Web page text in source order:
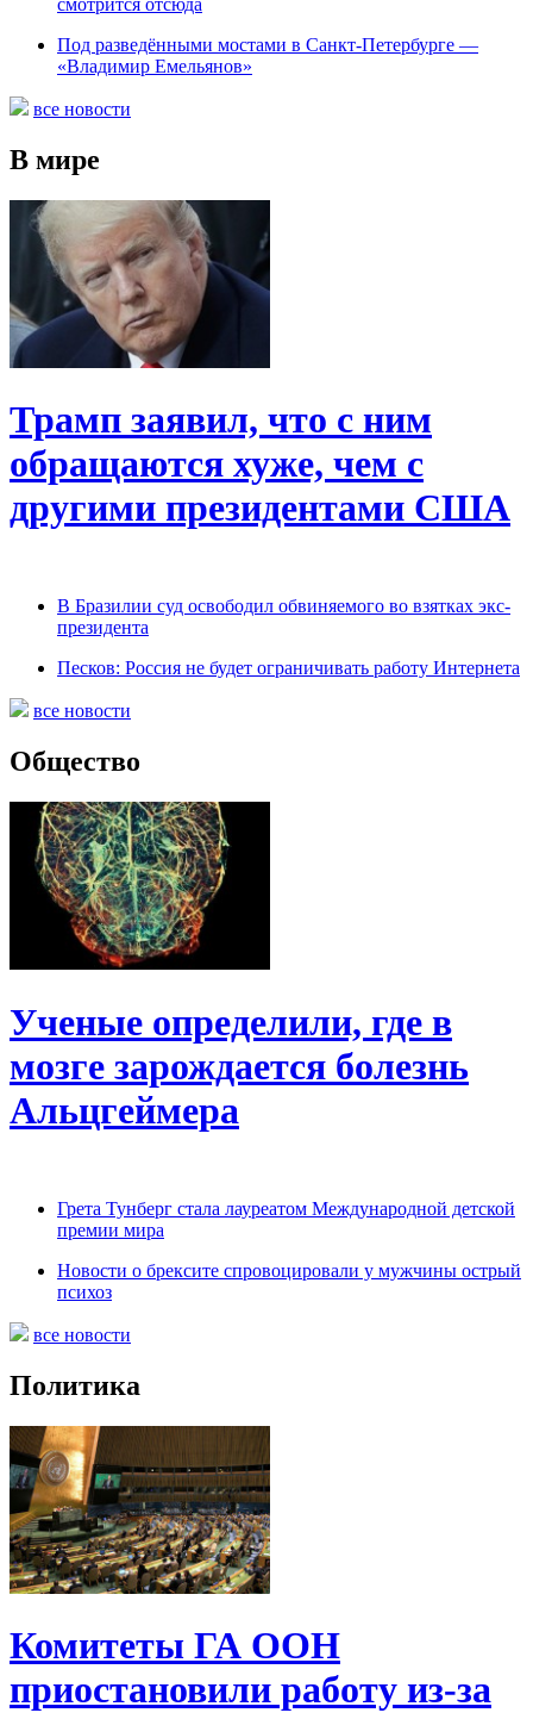
Под разведёнными мостами в Санкт-Петербурге —
«Владимир Емельянов»
все новости
В мире
Трамп заявил, что с ним
обращаются хуже, чем с
другими президентами США
В Бразилии суд освободил обвиняемого во взятках экс-
президента
Песков: Россия не будет ограничивать работу Интернета
все новости
Общество
Ученые определили, где в
мозге зарождается болезнь
Альцгеймера
Грета Тунберг стала лауреатом Международной детской
премии мира
Новости о брексите спровоцировали у мужчины острый
психоз
все новости
Политика
Комитеты ГА ООН
приостановили работу из-за